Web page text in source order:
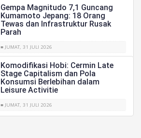
Gempa Magnitudo 7,1 Guncang
Kumamoto Jepang: 18 Orang
Tewas dan Infrastruktur Rusak
Parah
■ JUMAT, 31 JULI 2026
Komodifikasi Hobi: Cermin Late
Stage Capitalism dan Pola
Konsumsi Berlebihan dalam
Leisure Activitie
■ JUMAT, 31 JULI 2026